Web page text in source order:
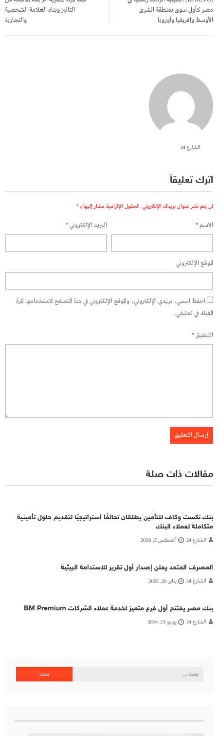
مصر كأول سوق بمنطقة الشرق
الأوسط وإفريقيا وأوروبا
التاثير وبناء العلامة الشخصية
والتجارية
الشارع 24
اترك تعليقاً
لن يتم نشر عنوان بريدك الإلكتروني. الحقول الإلزامية مشار إليها بـ *
الاسم* البريد الإلكتروني*
الموقع الإلكتروني
احفظ اسمي، بريدي الإلكتروني، والموقع الإلكتروني في هذا المتصفح لاستخدامها المرة
المقبلة في تعليقي.
التعليق*
مقالات ذات صلة
بنك نكست وكاف للتأمين يطلقان تحالفًا استراتيجيًا لتقديم حلول تأمينية
متكاملة لعملاء البنك
الشارع 24 أغسطس 5, 2026
المصرف المتحد يعلن إصدار أول تقرير للاستدامة البيئية
الشارع 24 يناير 26, 2025
بنك مصر يفتتح أول فرع متميز لخدمة عملاء الشركات BM Premium
الشارع 24 يونيو 13, 2024
البحث